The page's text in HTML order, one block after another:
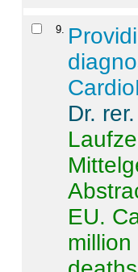
9
Dr.
EU.